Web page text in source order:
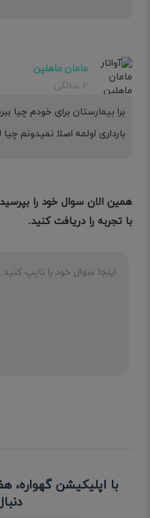
مامان ماهلین
۲ سالگی
برا بیمارستان برای خودم چیا
بارداری اولمه اصلا نمیدونم
با تجربه را دریافت کنید.
با اپلیکیشن گهواره،